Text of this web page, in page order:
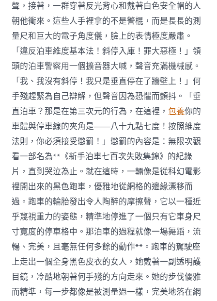
聲，接著，一群穿著反光背心和戴著白色安全帽的人
朝他衝來。這些人手裡拿的不是警棍，而是長長的測
量尺和巨大的電子角度儀，臉上的表情極度嚴肅。
「違反泊車維度基本法！斜停入庫！罪大惡極！」領
頭的泊車警察用一個擴音器大喊，聲音充滿機械感。
「我、我沒有斜停！我只是垂直停在了牆壁上！」何
手殘趕緊為自己辯解，但聲音因為恐懼而顫抖。「垂
直泊車？那是在第三次元的行為，在這裡，包養你的
車體與停車線的夾角是——八十九點七度！按照維度
法則，你必須接受懲罰！」懲罰的內容是：無限次觀
看一部名為**《新手泊車七百次失敗集錦》的紀錄
片，直到哭泣為止。就在這時，一輛像是從科幻電影
裡開出來的黑色跑車，優雅地從網格的邊緣漂移而
過。跑車的輪胎發出令人陶醉的摩擦聲，它以一種近
乎蔑視重力的姿態，精準地停進了一個只有它車身尺
寸寬度的停車格中。那泊車的過程就像一場舞蹈，流
暢、完美，且毫無任何多餘的動作**。跑車的駕駛座
上走出一個全身黑色皮衣的女人，她戴著一副透明護
目鏡，冷酷地朝著何手殘的方向走來。她的步伐優雅
而精準，每一步都像是被測量過一樣，完美地落在網